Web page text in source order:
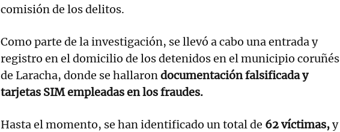
comisión de los delitos.
Como parte de la investigación, se llevó a cabo una entrada y
registro en el domicilio de los detenidos en el municipio coruñés
de Laracha, donde se hallarondocumentación falsificada y
tarjetas SIM empleadas en los fraudes.
Hasta el momento, se han identificado un total de 62 víctimas,y